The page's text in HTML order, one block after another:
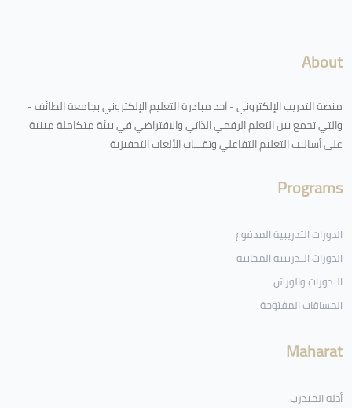
About
منصة التدريب الإلكتروني - أحد مبادرة التعليم الإلكتروني بجامعة الطائف -
والتي تجمع بين التعلم الرقمي الذاتي والافتراضي في بيئة متكاملة مبنية
على أساليب التعليم التفاعلي وتقنيات الألعاب التحفيزية
Programs
الدورات التدريبية المدفوع
الدورات التدريبية المجانية
الندورات والورش
المساقات المفتوحة
Maharat
أدلة المتدرب